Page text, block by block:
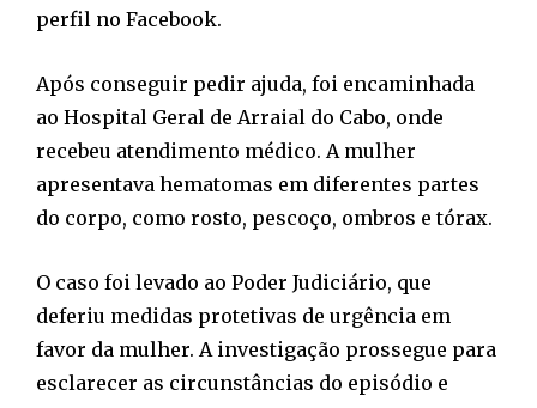
perfil no Facebook.
Após conseguir pedir ajuda, foi encaminhada
ao Hospital Geral de Arraial do Cabo, onde
recebeu atendimento médico. A mulher
apresentava hematomas em diferentes partes
do corpo, como rosto, pescoço, ombros e tórax.
O caso foi levado ao Poder Judiciário, que
deferiu medidas protetivas de urgência em
favor da mulher. A investigação prossegue para
esclarecer as circunstâncias do episódio e